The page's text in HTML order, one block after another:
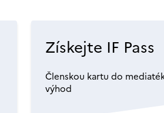
Získejte IF Pass
Členskou kartu do
výhod